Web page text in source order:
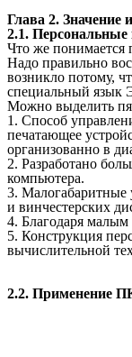
Глава 2. Значение
2.1.
Что же понимается
Надо правильно
возникло потому,
специальный язык
Можно выделить
1. Способ
печатающее
организованно в
2. Разработано
компьютера.
3. Малогабаритные
и винчестерских
4. Благодаря малым
5. Конструкция
вычислительной
2.2. Применение